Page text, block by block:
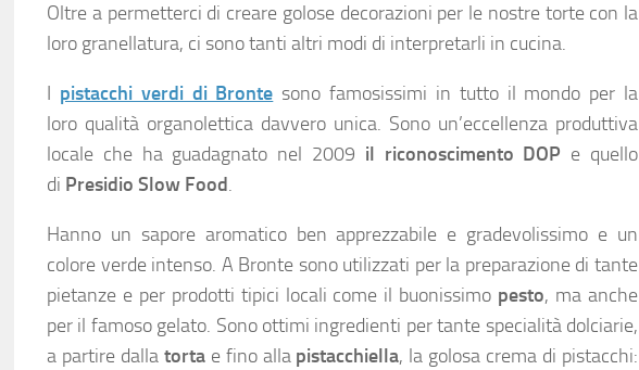
Oltre a permetterci di creare golose decorazioni per le nostre torte con la
loro granellatura, ci sono tanti altri modi di interpretarli in cucina.
I pistacchi verdi di Bronte sono famosissimi in tutto il mondo per la
loro qualità organolettica davvero unica. Sono un’eccellenza produttiva
locale che ha guadagnato nel 2009 il riconoscimento DOP e quello
di Presidio Slow Food.
Hanno un sapore aromatico ben apprezzabile e gradevolissimo e un
colore verde intenso. A Bronte sono utilizzati per la preparazione di tante
pietanze e per prodotti tipici locali come il buonissimo pesto, ma anche
per il famoso gelato. Sono ottimi ingredienti per tante specialità dolciarie,
a partire dalla tortae fino alla pistacchiella, la golosa crema di pistacchi: